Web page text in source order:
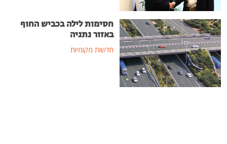
חסימות לילה בכביש החוף
באזור נתניה
חדשות מקומיות